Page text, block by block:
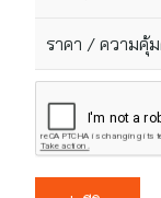
ราคา / ความคุ้